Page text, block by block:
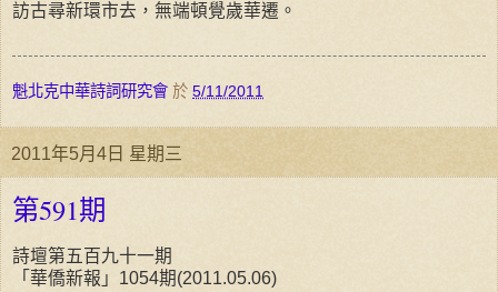
訪古尋新環市去，無端頓覺歲華遷。
魁北克中華詩詞研究會 於 5/11/2011
2011年5月4日 星期三
第591期
詩壇第五百九十一期
「華僑新報」1054期(2011.05.06)